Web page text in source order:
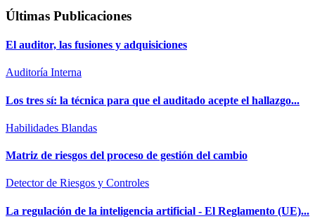
Últimas Publicaciones
El auditor, las fusiones y adquisiciones
Auditoría Interna
Los tres sí: la técnica para que el auditado acepte el hallazgo...
Habilidades Blandas
Matriz de riesgos del proceso de gestión del cambio
Detector de Riesgos y Controles
La regulación de la inteligencia artificial - El Reglamento (UE)...